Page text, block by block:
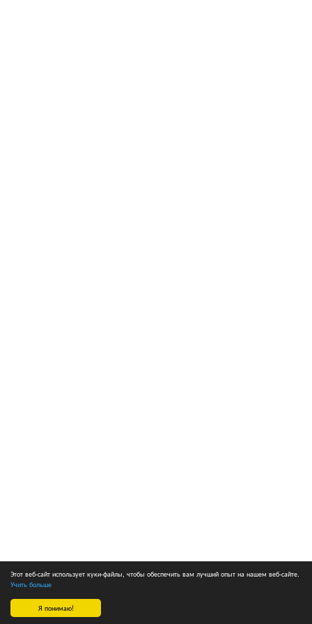
Я понимаю!
Этот веб-сайт использует куки-файлы, чтобы обеспечить вам лучший опыт на нашем веб-сайте.
Учить больше